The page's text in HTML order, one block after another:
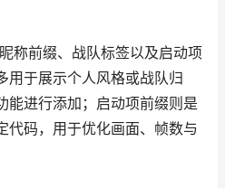
称前缀、战队标签以及启动项
用于展示个人风格或战队归
能进行添加；启动项前缀则是
代码，用于优化画面、帧数与